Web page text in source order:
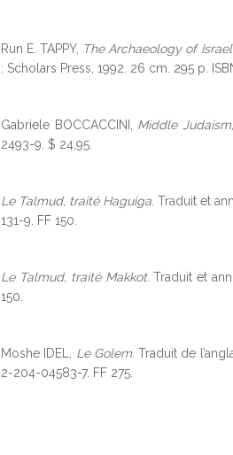
Run E. TAPPY, The Archaeology of
: Scholars Press, 1992. 26 cm. 295 p.
Gabriele BOCCACCINI, Middle
2493-9. $ 24,95.
Le Talmud, traité Haguiga . Traduit et
131-9. FF 150.
Le Talmud, traité Makkot. Traduit et
150.
Moshe IDEL, Le Golem. Traduit de
2-204-04583-7. FF 275.